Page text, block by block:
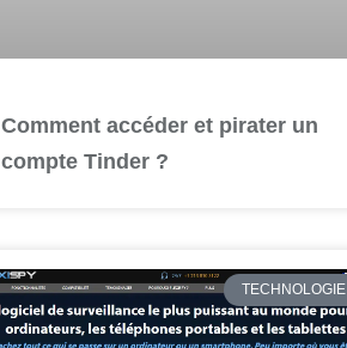
Comment accéder et pirater un
compte Tinder ?
TECHNOLOGIE